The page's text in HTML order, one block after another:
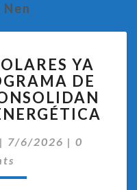
Nen
YA
DE
| 7/6/2026 | 0